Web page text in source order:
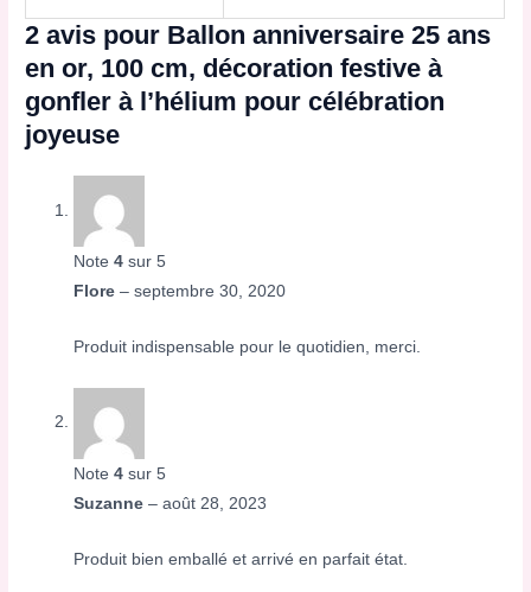
2 avis pour Ballon anniversaire 25 ans
en or, 100 cm, décoration festive à
gonfler à l’hélium pour célébration
joyeuse
Note4 sur 5
Flore– septembre 30, 2020
Produit indispensable pour le quotidien, merci.
Note4 sur 5
Suzanne– août 28, 2023
Produit bien emballé et arrivé en parfait état.